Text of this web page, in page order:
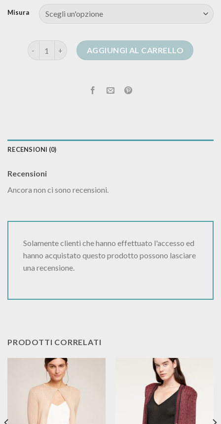
Misura
cardigan motivi quantitàAGGIUNGI AL CARRELLO
RECENSIONI (0)
Recensioni
Ancora non ci sono recensioni.
Solamente clienti che hanno effettuato l'accesso ed
hanno acquistato questo prodotto possono lasciare
una recensione.
PRODOTTI CORRELATI